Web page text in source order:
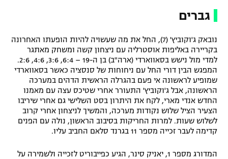
גברים
נובאק ג'וקוביץ' (7), החל את מה שעשויה להיות הופעתו האחרונה
בקריירה באליפות אוסטרליה עם ניצחון קשה ומשחק מאתגר
למדי מול נישש בסאווארדי (ארה"ב) בן ה-19 – 6:4, 3:6, 4:6, 2:6.
המפגש הבין דורי החל עם ניחוחות של סנסציה כאשר בסאווארדי
שמופיע לראשונה אי פעם בהגרלה הראשית הדהים במערכה
הראשונה, אבל ג'וקוביץ' התעורר אחרי שטיכס עצה עם מאמנו
החדש אנדי מארי, לקח את היתרון בסט השלישי גם אחרי שיריבו
הצעיר הציל שלוש נקודות מערכה, והמשיך לניצחון אחרי קרוב
לשלוש שעות. למרות החריקות בסיבוב הראשון, נולה עם הפנים
קדימה לעבר זכייה מספר 11 בגרנד סלאם החביב עליו.
המדורג מספר 1, יאניק סינר, הגיע כפייבוריט לזכייה ולשמירה על